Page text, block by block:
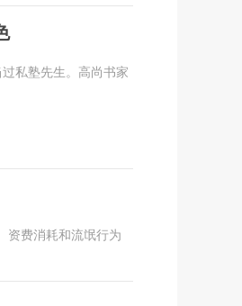
私塾先生。高尚书家
资费消耗和流氓行为